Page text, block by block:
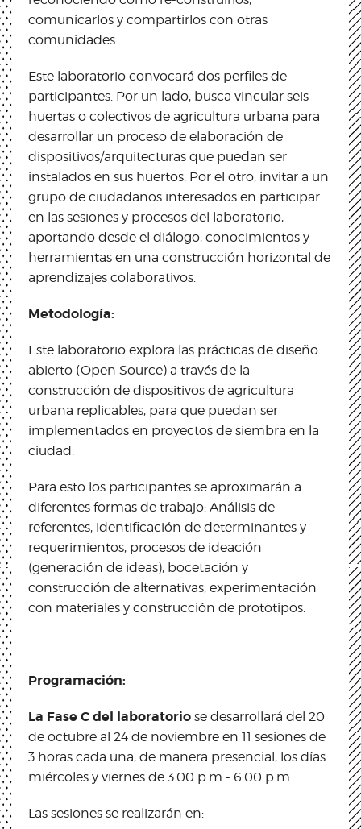
comunicarlos y compartirlos con otras
comunidades.
Este laboratorio convocará dos perfiles de
participantes. Por un lado, busca vincular seis
huertas o colectivos de agricultura urbana para
desarrollar un proceso de elaboración de
dispositivos/arquitecturas que puedan ser
instalados en sus huertos. Por el otro, invitar a un
grupo de ciudadanos interesados en participar
en las sesiones y procesos del laboratorio,
aportando desde el diálogo, conocimientos y
herramientas en una construcción horizontal de
aprendizajes colaborativos.
Metodología:
Este laboratorio explora las prácticas de diseño
abierto (Open Source) a través de la
construcción de dispositivos de agricultura
urbana replicables, para que puedan ser
implementados en proyectos de siembra en la
ciudad.
Para esto los participantes se aproximarán a
diferentes formas de trabajo: Análisis de
referentes, identificación de determinantes y
requerimientos, procesos de ideación
(generación de ideas), bocetación y
construcción de alternativas, experimentación
con materiales y construcción de prototipos.
Programación:
La Fase C del laboratorio se desarrollará del 20
de octubre al 24 de noviembre en 11 sesiones de
3 horas cada una, de manera presencial, los días
miércoles y viernes de 3:00 p.m - 6:00 p.m.
Las sesiones se realizarán en: